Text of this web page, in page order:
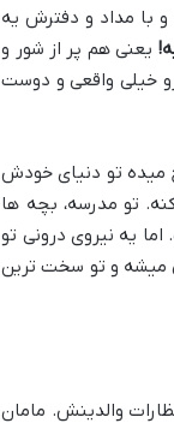
با مداد و دفترش یه
یعنی هم پر از شور و
خیلی واقعی و دوست
میده تو دنیای خودش
تو مدرسه، بچه ها
یه نیروی درونی تو
میشه و تو سخت ترین
والدینش. مامان